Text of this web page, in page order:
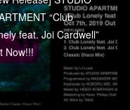
“Club
feat. Joi Cardwell”
Now!!!